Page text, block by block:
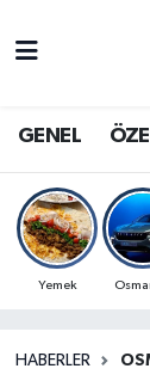
GENEL
Yemek
HABERLER
Süper